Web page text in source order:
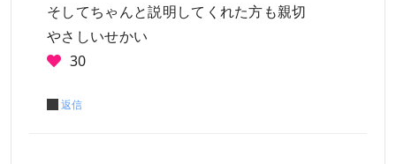
そしてちゃんと説明してくれた方も親切
やさしいせかい
30
返信